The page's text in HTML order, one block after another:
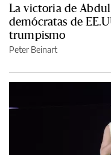
La victoria de Abdul
demócratas de
trumpismo
Peter Beinart